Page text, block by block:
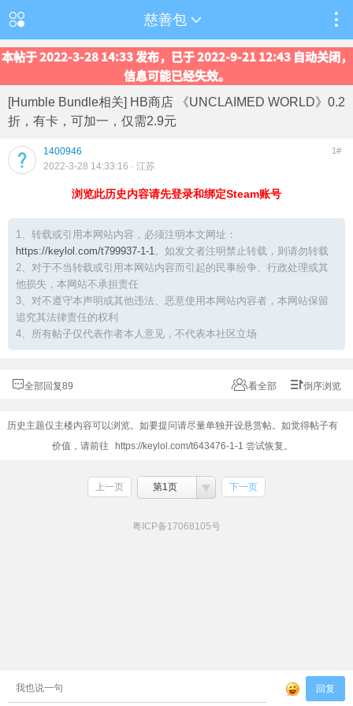
慈善包
本帖于 2022-3-28 14:33 发布，已于 2022-9-21 12:43 自动关闭，
信息可能已经失效。
[Humble Bundle相关] HB商店 《UNCLAIMED WORLD》0.2
折，有卡，可加一，仅需2.9元
1400946 1#
2022-3-28 14:33:16 · 江苏
浏览此历史内容请先登录和绑定Steam账号
1、转载或引用本网站内容，必须注明本文网址：
https://keylol.com/t799937-1-1。如发文者注明禁止转载，则请勿转载
2、对于不当转载或引用本网站内容而引起的民事纷争、行政处理或其
他损失，本网站不承担责任
3、对不遵守本声明或其他违法、恶意使用本网站内容者，本网站保留
追究其法律责任的权利
4、所有帖子仅代表作者本人意见，不代表本社区立场
全部回复89 看全部 倒序浏览
历史主题仅主楼内容可以浏览。如要提问请尽量单独开设悬赏帖。如觉得帖子有
价值，请前往
https://keylol.com/t643476-1-1 尝试恢复。
上一页 第1页 下一页
粤ICP备17068105号